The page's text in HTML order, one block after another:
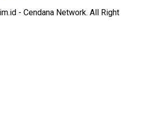
- Cendana Network. All Right